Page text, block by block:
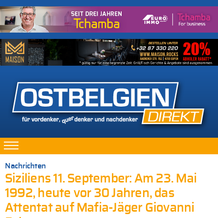
Nachrichten
Siziliens 11. September: Am 23. Mai
1992, heute vor 30 Jahren, das
Attentat auf Mafia-Jäger Giovanni